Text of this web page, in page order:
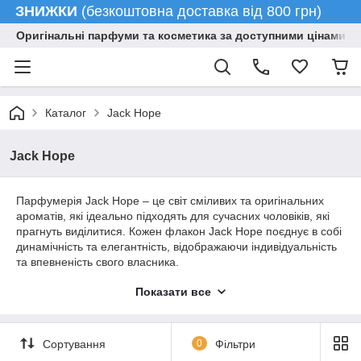
ЗНИЖКИ (безкоштовна доставка від 800 грн)
Оригінальні парфуми та косметика за доступними цінами
Каталог Jack Hope
Jack Hope
Парфумерія Jack Hope – це світ сміливих та оригінальних
ароматів, які ідеально підходять для сучасних чоловіків, які
прагнуть виділитися. Кожен флакон Jack Hope поєднує в собі
динамічність та елегантність, відображаючи індивідуальність
та впевненість свого власника.
урахуванням унікальних переваг, що дозволяє кожному
чоловікові набути свого ідеального запаху.
- **Якість**: Використовуються лише високоякісні інгредієнти,
Показати все
Сортування 0 Фільтри